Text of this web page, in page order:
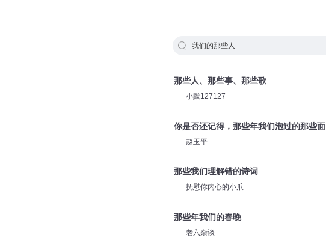
我们的那些人
那些人、那些事、那些歌
小默127127
你是否还记得，那些年我们泡过的那些面
赵玉平
那些我们理解错的诗词
抚慰你内心的小爪
那些年我们的春晚
老六杂谈